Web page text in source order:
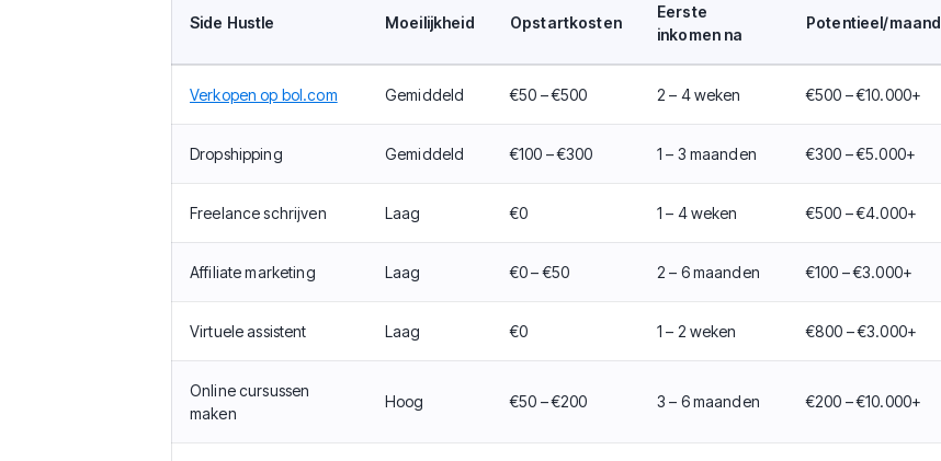
Side Hustle Moeilijkheid Opstartkosten
Eerste
inkomen na
Potentieel/maand
Verkopen op bol.com Gemiddeld €50 – €500 2 – 4 weken €500 – €10.000+
Dropshipping Gemiddeld €100 – €300 1 – 3 maanden €300 – €5.000+
Freelance schrijven Laag €0 1 – 4 weken €500 – €4.000+
Affiliate marketing Laag €0 – €50 2 – 6 maanden €100 – €3.000+
Virtuele assistent Laag €0 1 – 2 weken €800 – €3.000+
Online cursussen
maken
Hoog €50 – €200 3 – 6 maanden €200 – €10.000+